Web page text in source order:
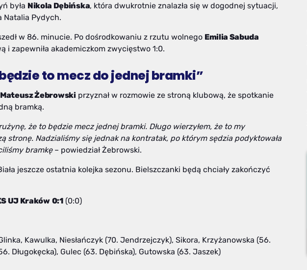
była Nikola Dębińska, która dwukrotnie znalazła się w dogodnej sytuacji,
Natalia Pydych.
w 86. minucie. Po dośrodkowaniu z rzutu wolnego Emilia Sabuda
i zapewniła akademiczkom zwycięstwo 1:0.
to mecz do jednej bramki”
Mateusz Żebrowski przyznał w rozmowie ze stroną klubową, że spotkanie
bramką.
że to będzie mecz jednej bramki. Długo wierzyłem, że to my
stronę. Nadzialiśmy się jednak na kontratak, po którym sędzia podyktowała
bramkę– powiedział Żebrowski.
jeszcze ostatnia kolejka sezonu. Bielszczanki będą chciały zakończyć
UJ Kraków 0:1(0:0)
Kawulka, Niesłańczyk (70. Jendrzejczyk), Sikora, Krzyżanowska (56.
Długokęcka), Gulec (63. Dębińska), Gutowska (63. Jaszek)